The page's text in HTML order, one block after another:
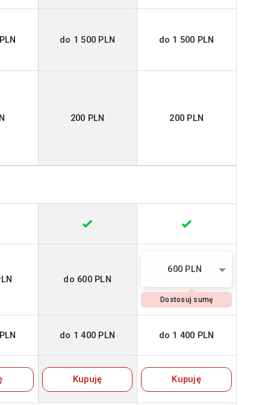
do 1 500 PLN do 1 500 PLN
200 PLN 200 PLN
do 600 PLN
600 PLN
Dostosuj sumę
do 1 400 PLN do 1 400 PLN
Kupuję Kupuję